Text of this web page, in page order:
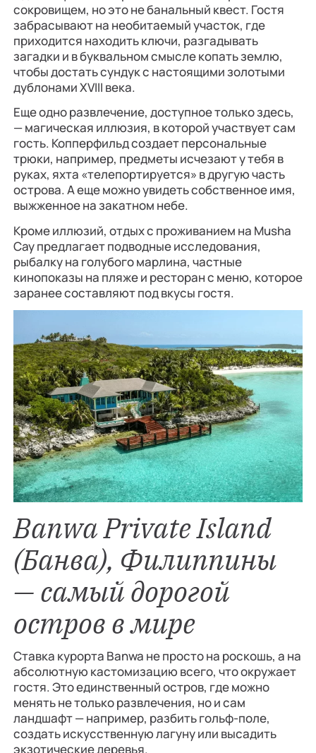
сокровищем, но это не банальный квест. Гостя
забрасывают на необитаемый участок, где
приходится находить ключи, разгадывать
загадки и в буквальном смысле копать землю,
чтобы достать сундук с настоящими золотыми
дублонами XVIII века.
Еще одно развлечение, доступное только здесь,
— магическая иллюзия, в которой участвует сам
гость. Копперфильд создает персональные
трюки, например, предметы исчезают у тебя в
руках, яхта «телепортируется» в другую часть
острова. А еще можно увидеть собственное имя,
выжженное на закатном небе.
Кроме иллюзий, отдых с проживанием на Musha
Cay предлагает подводные исследования,
рыбалку на голубого марлина, частные
кинопоказы на пляже и ресторан с меню, которое
заранее составляют под вкусы гостя.
Banwa Private Island
(Банва), Филиппины
— самый дорогой
остров в мире
Ставка курорта Banwa не просто на роскошь, а на
абсолютную кастомизацию всего, что окружает
гостя. Это единственный остров, где можно
менять не только развлечения, но и сам
ландшафт — например, разбить гольф-поле,
создать искусственную лагуну или высадить
экзотические деревья.